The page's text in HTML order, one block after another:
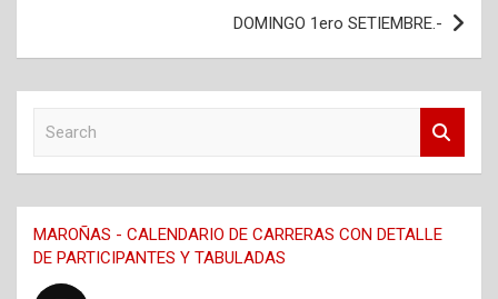
DOMINGO 1ero SETIEMBRE.-
c
h
MAROÑAS - CALENDARIO DE CARRERAS CON DETALLE
DE PARTICIPANTES Y TABULADAS